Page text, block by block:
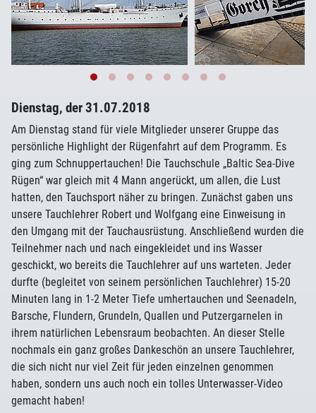
Dienstag, der 31.07.2018
Am Dienstag stand für viele Mitglieder unserer Gruppe das
persönliche Highlight der Rügenfahrt auf dem Programm. Es
ging zum Schnuppertauchen! Die Tauchschule „Baltic Sea-Dive
Rügen“ war gleich mit 4 Mann angerückt, um allen, die Lust
hatten, den Tauchsport näher zu bringen. Zunächst gaben uns
unsere Tauchlehrer Robert und Wolfgang eine Einweisung in
den Umgang mit der Tauchausrüstung. Anschließend wurden die
Teilnehmer nach und nach eingekleidet und ins Wasser
geschickt, wo bereits die Tauchlehrer auf uns warteten. Jeder
durfte (begleitet von seinem persönlichen Tauchlehrer) 15-20
Minuten lang in 1-2 Meter Tiefe umhertauchen und Seenadeln,
Barsche, Flundern, Grundeln, Quallen und Putzergarnelen in
ihrem natürlichen Lebensraum beobachten. An dieser Stelle
nochmals ein ganz großes Dankeschön an unsere Tauchlehrer,
die sich nicht nur viel Zeit für jeden einzelnen genommen
haben, sondern uns auch noch ein tolles Unterwasser-Video
gemacht haben!